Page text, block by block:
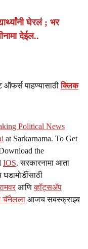
घेरलं ; भर
देईल..
ऑफर्स पाहण्यासाठीक्लिक
Political News
at Sarkarnama. To Get
the
IOS. सरकारनामा आता
घडामोडींसाठी
आणिव्हॉट्सॲप
चॅनेलला आजच सबस्क्राइब